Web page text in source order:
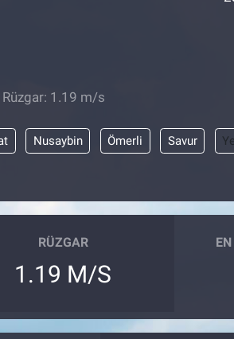
Rüzgar: 1.19 m/s
Nusaybin Ömerli Savur
RÜZGAR
1.19 M/S